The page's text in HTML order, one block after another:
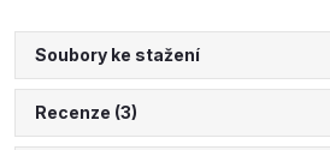
Soubory ke stažení
Recenze (3)